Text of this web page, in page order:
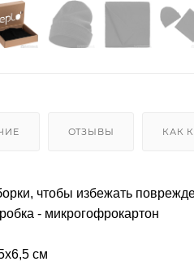
ОТЗЫВЫ КАК
чтобы избежать
- микрогофрокартон
см